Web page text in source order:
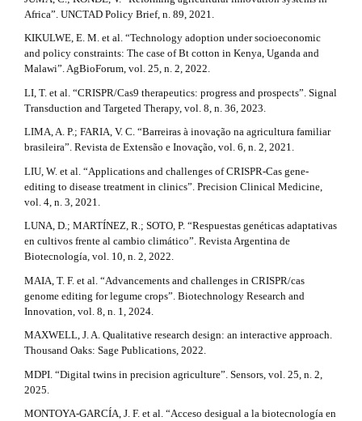
Africa”. UNCTAD Policy Brief, n. 89, 2021.
KIKULWE, E. M. et al. “Technology adoption under socioeconomic
and policy constraints: The case of Bt cotton in Kenya, Uganda and
Malawi”. AgBioForum, vol. 25, n. 2, 2022.
LI, T. et al. “CRISPR/Cas9 therapeutics: progress and prospects”. Signal
Transduction and Targeted Therapy, vol. 8, n. 36, 2023.
LIMA, A. P.; FARIA, V. C. “Barreiras à inovação na agricultura familiar
brasileira”. Revista de Extensão e Inovação, vol. 6, n. 2, 2021.
LIU, W. et al. “Applications and challenges of CRISPR-Cas gene-
editing to disease treatment in clinics”. Precision Clinical Medicine,
vol. 4, n. 3, 2021.
LUNA, D.; MARTÍNEZ, R.; SOTO, P. “Respuestas genéticas adaptativas
en cultivos frente al cambio climático”. Revista Argentina de
Biotecnología, vol. 10, n. 2, 2022.
MAIA, T. F. et al. “Advancements and challenges in CRISPR/cas
genome editing for legume crops”. Biotechnology Research and
Innovation, vol. 8, n. 1, 2024.
MAXWELL, J. A. Qualitative research design: an interactive approach.
Thousand Oaks: Sage Publications, 2022.
MDPI. “Digital twins in precision agriculture”. Sensors, vol. 25, n. 2,
2025.
MONTOYA-GARCÍA, J. F. et al. “Acceso desigual a la biotecnología en